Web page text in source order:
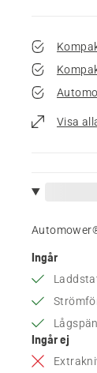
Visa
Ingår
Ingår ej